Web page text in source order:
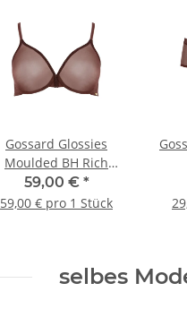
Gossard Glossies
Moulded BH Rich
Brown
59,00 € *
59,00 € pro 1 Stück
selbes